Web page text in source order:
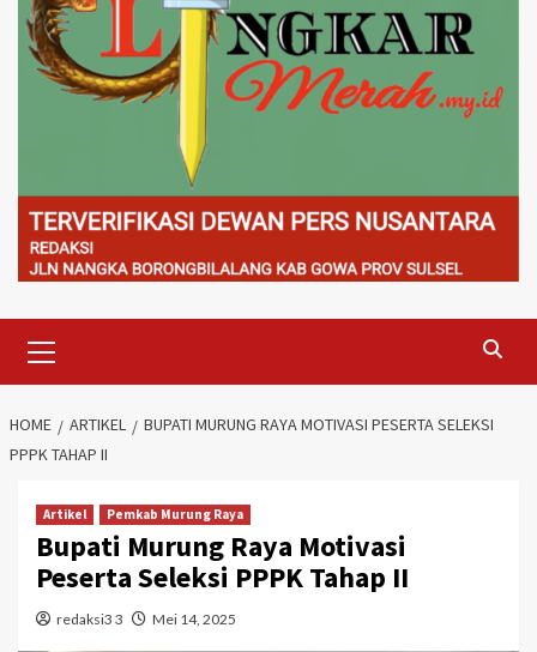
Menu
HOME ARTIKEL
BUPATI MURUNG RAYA MOTIVASI PESERTA SELEKSI
PPPK TAHAP II
Artikel Pemkab Murung Raya
Bupati Murung Raya Motivasi
Peserta Seleksi PPPK Tahap II
redaksi3 3 Mei 14, 2025